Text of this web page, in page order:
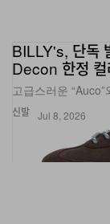
신발
BILLY's, 단독
Decon 한정 컬
고급스러운
Jul 8, 2026